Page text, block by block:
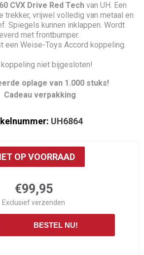
CVX Drive Red Tech van UH. Een
trekker, vrijwel volledig van metaal en
Spiegels kunnen inklappen. Wordt
met frontbumper.
een Weise-Toys Accord koppeling.
niet bijgesloten!
oplage van 1.000 stuks!
Cadeau verpakking
UH6864
OP VOORRAAD
€99,95
Exclusiefverzenden
BESTEL NU!